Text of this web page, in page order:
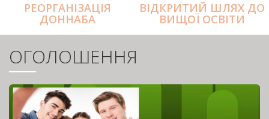
РЕОРГАНІЗАЦІЯ
ДОННАБА
ВІДКРИТИЙ ШЛЯХ ДО
ВИЩОЇ ОСВІТИ
ОГОЛОШЕННЯ